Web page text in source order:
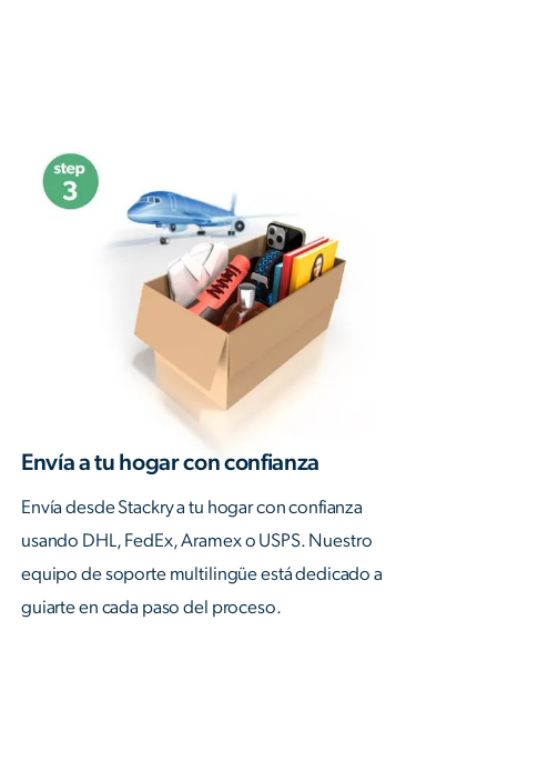
Envía a tu hogar con confianza
Envía desde Stackry a tu hogar con confianza
usando DHL, FedEx, Aramex o USPS. Nuestro
equipo de soporte multilingüe está dedicado a
guiarte en cada paso del proceso.